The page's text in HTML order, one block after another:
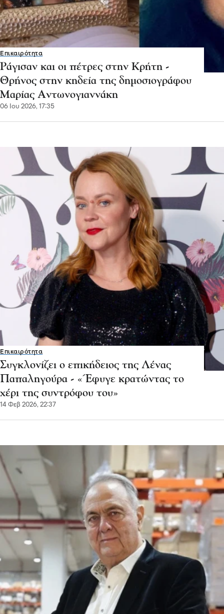
Επικαιρότητα
Ράγισαν και οι πέτρες στην Κρήτη -
Θρήνος στην κηδεία της δημοσιογράφου
Μαρίας Αντωνογιαννάκη
06 Ιου 2026, 17:35
Επικαιρότητα
Συγκλονίζει ο επικήδειος της Λένας
Παπαληγούρα - «Έφυγε κρατώντας το
χέρι της συντρόφου του»
14 Φεβ 2026, 22:37